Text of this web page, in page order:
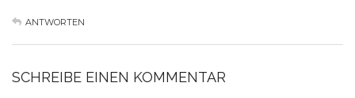
ANTWORTEN
SCHREIBE EINEN KOMMENTAR